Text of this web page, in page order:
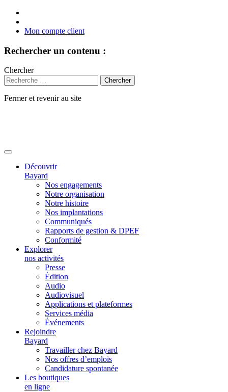
Mon compte client
Rechercher un contenu :
Chercher
Fermer et revenir au site
Découvrir
Bayard
Nos engagements
Notre organisation
Notre histoire
Nos implantations
Communiqués
Rapports de gestion & DPEF
Conformité
Explorer
nos activités
Presse
Édition
Audio
Audiovisuel
Applications et plateformes
Services média
Événements
Rejoindre
Bayard
Travailler chez Bayard
Nos offres d’emplois
Candidature spontanée
Les boutiques
en ligne